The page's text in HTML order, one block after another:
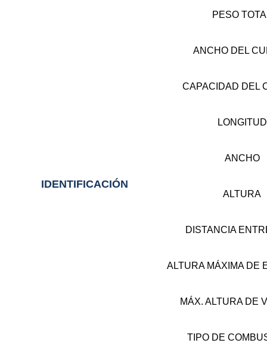
IDENTIFICACIÓN
PESO
ANCHO DEL
CAPACIDAD DEL
LONGITUD
ANCHO
ALTURA
DISTANCIA
ALTURA MÁXIMA DE
MÁX. ALTURA DE
TIPO DE